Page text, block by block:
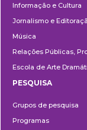
Informação e Cultura
Jornalismo e
Música
Relações Públicas,
Escola de Arte
PESQUISA
Grupos de pesquisa
Programas